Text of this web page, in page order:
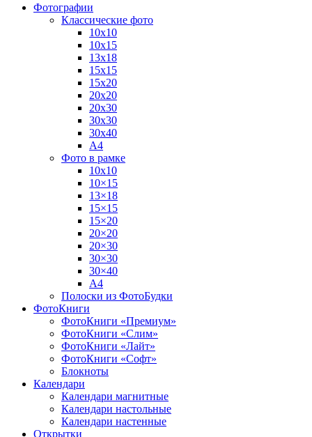
Фотографии
Классические фото
10х10
10х15
13х18
15х15
15х20
20х20
20х30
30х30
30х40
А4
Фото в рамке
10х10
10×15
13×18
15×15
15×20
20×20
20×30
30×30
30×40
A4
Полоски из ФотоБудки
ФотоКниги
ФотоКниги «Премиум»
ФотоКниги «Слим»
ФотоКниги «Лайт»
ФотоКниги «Софт»
Блокноты
Календари
Календари магнитные
Календари настольные
Календари настенные
Открытки